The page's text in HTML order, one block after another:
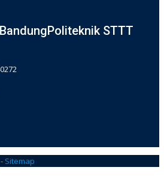
Politeknik STTT
Sitemap